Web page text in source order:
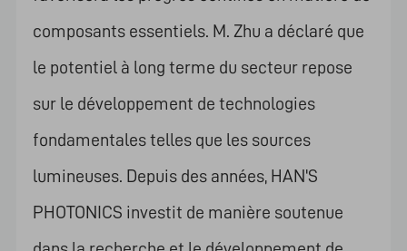
composants essentiels. M. Zhu a déclaré que
le potentiel à long terme du secteur repose
sur le développement de technologies
fondamentales telles que les sources
lumineuses. Depuis des années, HAN'S
PHOTONICS investit de manière soutenue